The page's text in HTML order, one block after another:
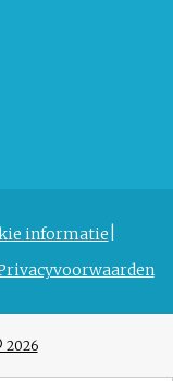
informatie
2026